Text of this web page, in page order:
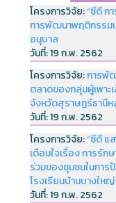
โครงการวิจัย:“ซีดี ก
การพัฒนาพฤติกรรม
อนุบาล
วันที่:19 ก.พ. 2562
โครงการวิจัย:การพั
ตลาดของกลุ่มผู้เพา
จังหวัดสุราษฏร์ธานี
วันที่:19 ก.พ. 2562
โครงการวิจัย:“ซีดี แ
เตือนใจเรื่อง การรั
ร่วมของชุมชนในการ
โรงเรียนบ้านบางใหญ่
วันที่:19 ก.พ. 2562